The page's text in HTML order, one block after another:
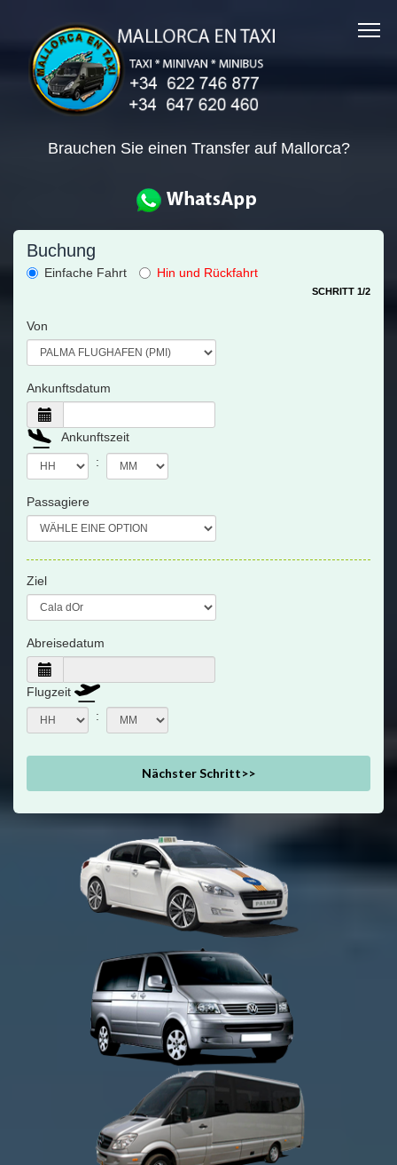
Brauchen Sie einen Transfer auf Mallorca?
Buchung
Einfache Fahrt Hin und Rückfahrt
SCHRITT 1/2
Von
Ankunftsdatum
Ankunftszeit
:
Passagiere
Ziel
Abreisedatum
Flugzeit
:
Nächster Schritt>>